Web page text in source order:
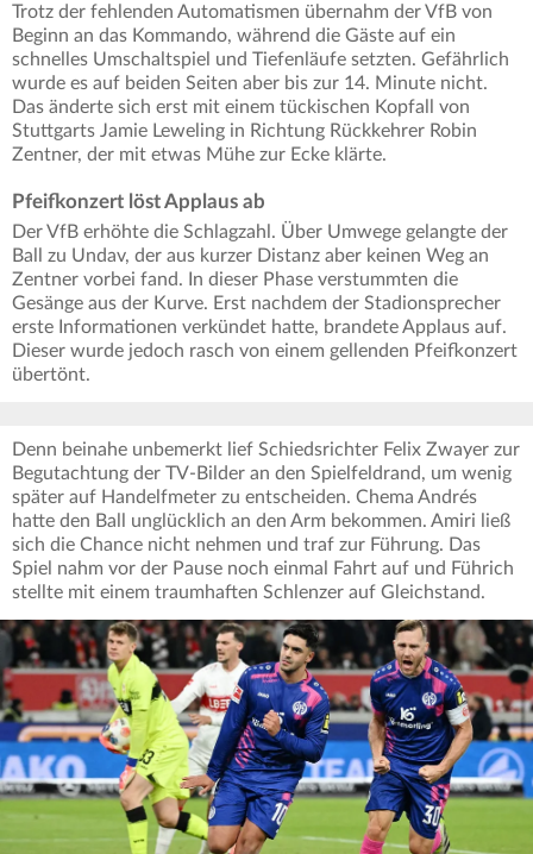
Trotz der fehlenden Automatismen übernahm der VfB von
Beginn an das Kommando, während die Gäste auf ein
schnelles Umschaltspiel und Tiefenläufe setzten. Gefährlich
wurde es auf beiden Seiten aber bis zur 14. Minute nicht.
Das änderte sich erst mit einem tückischen Kopfall von
Stuttgarts Jamie Leweling in Richtung Rückkehrer Robin
Zentner, der mit etwas Mühe zur Ecke klärte.
Pfeifkonzert löst Applaus ab
Der VfB erhöhte die Schlagzahl. Über Umwege gelangte der
Ball zu Undav, der aus kurzer Distanz aber keinen Weg an
Zentner vorbei fand. In dieser Phase verstummten die
Gesänge aus der Kurve. Erst nachdem der Stadionsprecher
erste Informationen verkündet hatte, brandete Applaus auf.
Dieser wurde jedoch rasch von einem gellenden Pfeifkonzert
übertönt.
Denn beinahe unbemerkt lief Schiedsrichter Felix Zwayer zur
Begutachtung der TV-Bilder an den Spielfeldrand, um wenig
später auf Handelfmeter zu entscheiden. Chema Andrés
hatte den Ball unglücklich an den Arm bekommen. Amiri ließ
sich die Chance nicht nehmen und traf zur Führung. Das
Spiel nahm vor der Pause noch einmal Fahrt auf und Führich
stellte mit einem traumhaften Schlenzer auf Gleichstand.